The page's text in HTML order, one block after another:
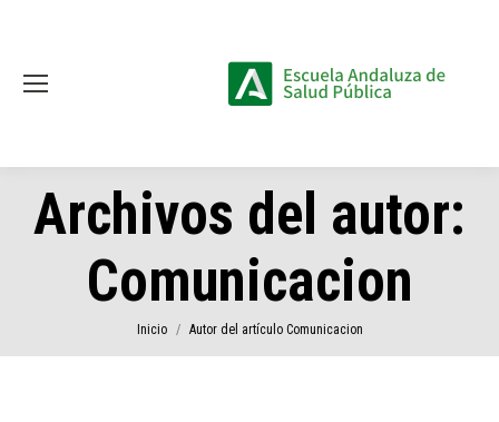
Archivos del autor:
Comunicacion
Estás aquí:
Inicio Autor del artículo Comunicacion